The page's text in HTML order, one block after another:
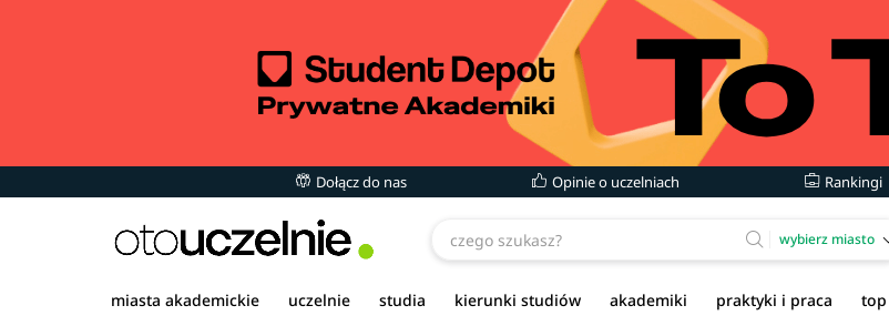
Dołącz do nas Opinie o uczelniach Rankingi
wybierz miasto
miasta akademickie uczelnie studia kierunki studiów akademiki praktyki i praca top